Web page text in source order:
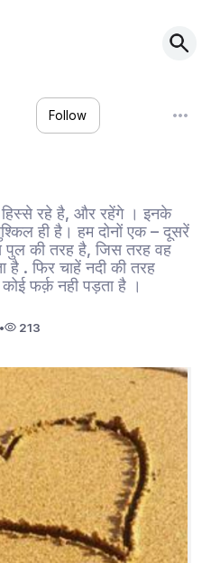
Follow
रहे है, और रहेंगे । इनके
ही है। हम दोनों एक – दूसरें
पुल की तरह है, जिस तरह वह
है . फिर चाहें नदी की तरह
कोई फर्क़ नही पड़ता है ।
• 213